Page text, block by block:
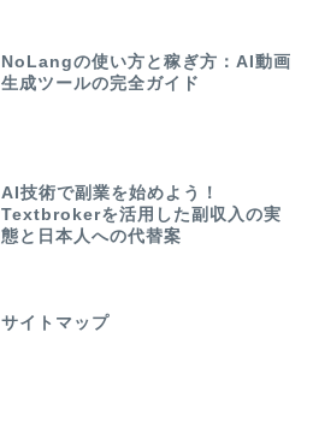
NoLangの使い方と稼ぎ方：AI動画
生成ツールの完全ガイド
AI技術で副業を始めよう！
Textbrokerを活用した副収入の実
態と日本人への代替案
サイトマップ